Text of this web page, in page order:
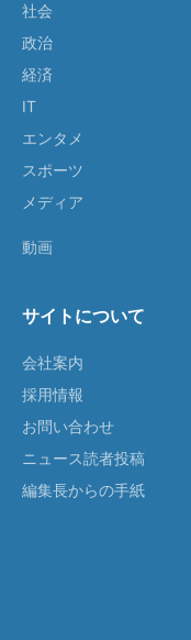
社会
政治
経済
IT
エンタメ
スポーツ
メディア
動画
サイトについて
会社案内
採用情報
お問い合わせ
ニュース読者投稿
編集長からの手紙